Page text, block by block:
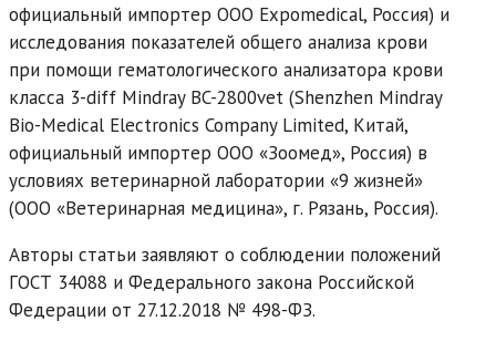
официальный импортер ООО Expomedical, Россия) и
исследования показателей общего анализа крови
при помощи гематологического анализатора крови
класса 3-diff Mindray BC-2800vet (Shenzhen Mindray
Bio-Medical Electronics Company Limited, Китай,
официальный импортер ООО «Зоомед», Россия) в
условиях ветеринарной лаборатории «9 жизней»
(ООО «Ветеринарная медицина», г. Рязань, Россия).
Авторы статьи заявляют о соблюдении положений
ГОСТ 34088 и Федерального закона Российской
Федерации от 27.12.2018 № 498-ФЗ.